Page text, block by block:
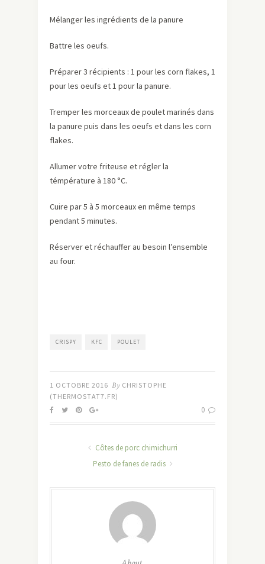
Mélanger les ingrédients de la panure
Battre les oeufs.
Préparer 3 récipients : 1 pour les corn flakes, 1
pour les oeufs et 1 pour la panure.
Tremper les morceaux de poulet marinés dans
la panure puis dans les oeufs et dans les corn
flakes.
Allumer votre friteuse et régler la
témpérature à 180 °C.
Cuire par 5 à 5 morceaux en même temps
pendant 5 minutes.
Réserver et réchauffer au besoin l’ensemble
au four.
CRISPY KFC POULET
1 OCTOBRE 2016 By CHRISTOPHE
(THERMOSTAT7.FR)
0
Côtes de porc chimichurri
Pesto de fanes de radis